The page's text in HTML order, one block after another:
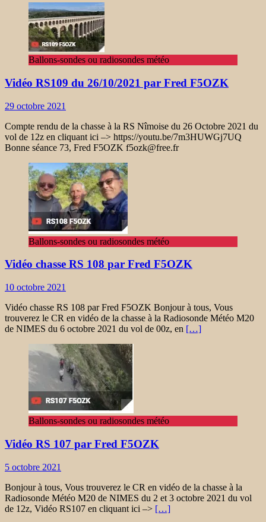
Ballons-sondes ou radiosondes météo
Vidéo RS109 du 26/10/2021 par Fred F5OZK
29 octobre 2021
Compte rendu de la chasse à la RS Nîmoise du 26 Octobre 2021 du
vol de 12z en cliquant ici –> https://youtu.be/7m3HUWGj7UQ
Bonne séance 73, Fred F5OZK f5ozk@free.fr
Ballons-sondes ou radiosondes météo
Vidéo chasse RS 108 par Fred F5OZK
10 octobre 2021
Vidéo chasse RS 108 par Fred F5OZK Bonjour à tous, Vous
trouverez le CR en vidéo de la chasse à la Radiosonde Météo M20
de NIMES du 6 octobre 2021 du vol de 00z, en […]
Ballons-sondes ou radiosondes météo
Vidéo RS 107 par Fred F5OZK
5 octobre 2021
Bonjour à tous, Vous trouverez le CR en vidéo de la chasse à la
Radiosonde Météo M20 de NIMES du 2 et 3 octobre 2021 du vol
de 12z, Vidéo RS107 en cliquant ici –> […]